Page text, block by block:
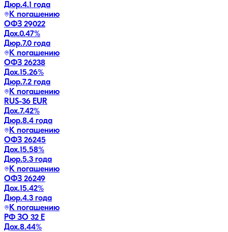
Дюр.4.1 года
К погашению
ОФЗ 29022
Дох.0.47%
Дюр.7.0 года
К погашению
ОФЗ 26238
Дох.15.26%
Дюр.7.2 года
К погашению
RUS-36 EUR
Дох.7.42%
Дюр.8.4 года
К погашению
ОФЗ 26245
Дох.15.58%
Дюр.5.3 года
К погашению
ОФЗ 26249
Дох.15.42%
Дюр.4.3 года
К погашению
РФ ЗО 32 Е
Дох.8.44%